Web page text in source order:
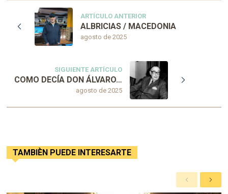
ARTÍCULO ANTERIOR
agosto de 2025
ALBRICIAS / MACEDONIA
SIGUIENTE ARTÍCULO
agosto de 2025
COMO DECÍA DON ÁLVARO…
TAMBIÈN PUEDE INTERESARTE
A
n
S
i